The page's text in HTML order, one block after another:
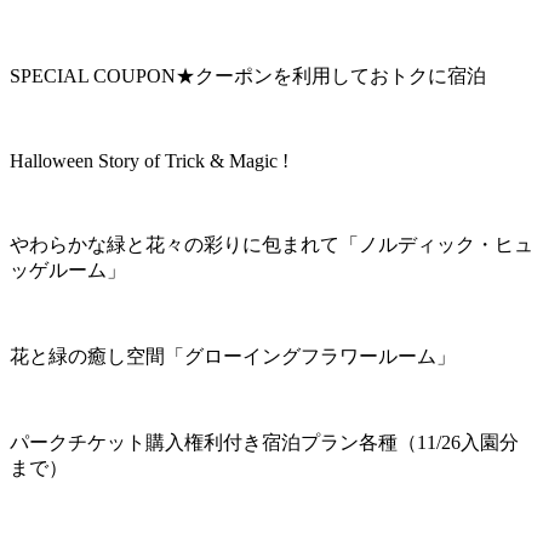
SPECIAL COUPON★クーポンを利用しておトクに宿泊
Halloween Story of Trick & Magic !
やわらかな緑と花々の彩りに包まれて「ノルディック・ヒュ
ッゲルーム」
花と緑の癒し空間「グローイングフラワールーム」
パークチケット購入権利付き宿泊プラン各種（11/26入園分
まで）